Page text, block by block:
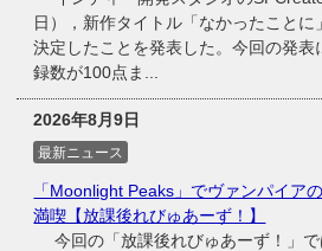
日），新作タイトル「なかったことに
決定したことを発表した。今回の発表
録数が100点ま...
2026年8月9日
最新ニュース
「Moonlight Peaks」でヴァンパイア
満喫【放課後れびゅあーず！】
今回の「放課後れびゅあーず！」で